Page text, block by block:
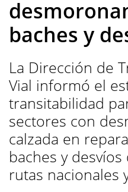
baches y
La Dirección de
Vial informó el
transitabilidad
sectores con
calzada en
baches y
rutas nacionales